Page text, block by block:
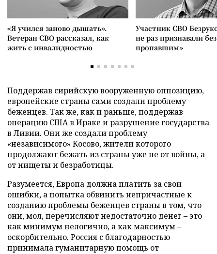
«Я учился заново дышать».
Ветеран СВО рассказал, как
жить с инвалидностью
Участник СВО
не раз признавали
пропавшим»
Поддержав сирийскую вооруженную оппозицию,
европейские страны сами создали проблему
беженцев. Так же, как и раньше, поддержав
операцию США в Ираке и разрушение государства
в Ливии. Они же создали проблему
«независимого» Косово, жители которого
продолжают бежать из страны уже не от войны, а
от нищеты и безработицы.
Разумеется, Европа должна платить за свои
ошибки, а попытка обвинить непричастные к
созданию проблемы беженцев страны в том, что
они, мол, перечисляют недостаточно денег – это
как минимум нелогично, а как максимум –
оскорбительно. Россия с благодарностью
принимала гуманитарную помощь от